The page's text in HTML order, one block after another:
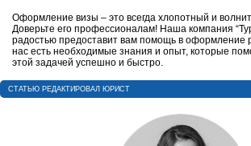
Оформление визы – это всегда хлопотный и
Доверьте его профессионалам! Наша компания
радостью предоставит вам помощь в оформление
нас есть необходимые знания и опыт, которые
этой задачей успешно и быстро.
CТАТЬЮ РЕДАКТИРОВАЛ ЮРИСТ